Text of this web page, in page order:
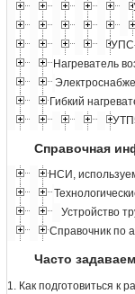
Нагреватель
Гибкий
Справочная
НСИ,
Устройство
Справочник по
Часто
1. Как подготовиться к